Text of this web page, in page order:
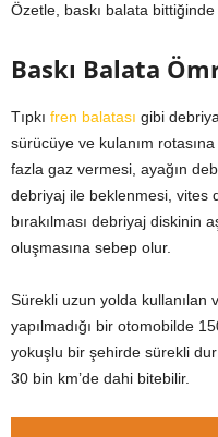
Özetle, baskı balata bittiğinde
Baskı Balata
Tıpkı fren balatası gibi
sürücüye ve kulanım
fazla gaz vermesi, ayağın
debriyaj ile beklenmesi, vites
bırakılması debriyaj diskinin
oluşmasına sebep olur.
Sürekli uzun yolda kullanılan
yapılmadığı bir otomobilde
yokuşlu bir şehirde sürekli
30 bin km’de dahi bitebilir.